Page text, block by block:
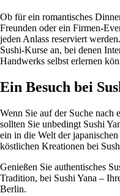
Ob für ein romantisches
Freunden oder ein Firmen-
jeden Anlass reserviert
Sushi-Kurse an, bei denen
Handwerks selbst erlernen
Ein Besuch bei
Wenn Sie auf der Suche nach
sollten Sie unbedingt Sushi
ein in die Welt der
köstlichen Kreationen bei
Genießen Sie authentisches
Tradition, bei Sushi Yana –
Berlin.